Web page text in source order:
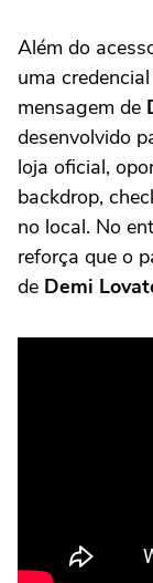
Além do
uma
mensagem de
desenvolvido
loja oficial,
backdrop,
no local. No
reforça que o
de Demi